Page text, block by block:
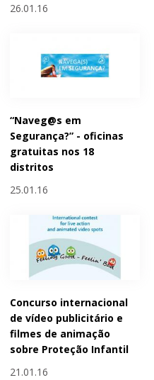
26.01.16
“Naveg@s em
Segurança?” - oficinas
gratuitas nos 18
distritos
25.01.16
Concurso internacional
de vídeo publicitário e
filmes de animação
sobre Proteção Infantil
21.01.16